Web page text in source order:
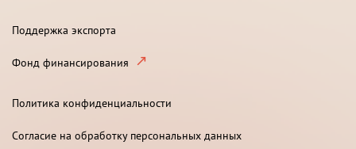
Поддержка экспорта
Фонд финансирования
Политика конфиденциальности
Согласие на обработку персональных данных